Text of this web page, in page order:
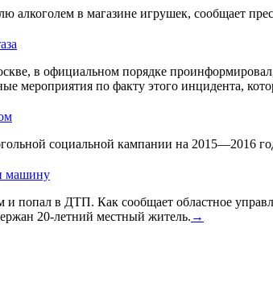
алкоголем в магазине игрушек, сообщает
в официальном порядке
мероприятия по факту этого инцидента,
социальной кампании на 2015—2016
машину
и попал в ДТП. Как сообщает областное
20-летний местный житель. →